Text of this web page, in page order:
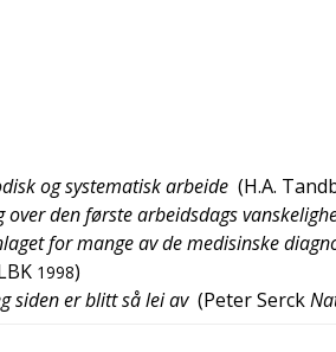
og systematisk arbeide (H.A.
den første arbeidsdags
for mange av de medisinske
1998)
siden er blitt så lei av (Peter Serck